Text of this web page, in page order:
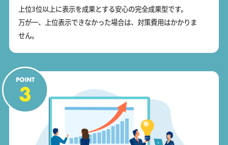
上位3位以上に表示を成果とする安心の完全成果型です。
万が一、上位表示できなかった場合は、対策費用はかかりま
せん。